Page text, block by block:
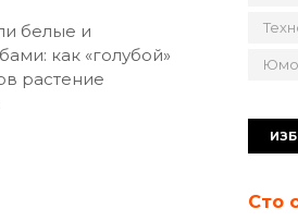
белые и
как «голубой»
растение
Сто